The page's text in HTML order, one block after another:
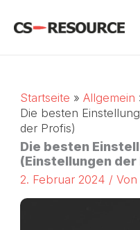
Inhalt
Startseite
Allgemein
Die besten
der Profis)
Die besten
(Einstellungen der
2. Februar 2024 / Von